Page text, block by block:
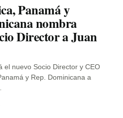
Panamá y
nombra
Director a Juan
el nuevo Socio Director y CEO
y Rep. Dominicana a